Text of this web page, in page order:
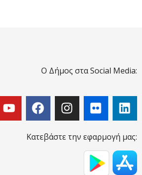
Ο Δήμος στα Social Media:
Κατεβάστε την εφαρμογή μας: